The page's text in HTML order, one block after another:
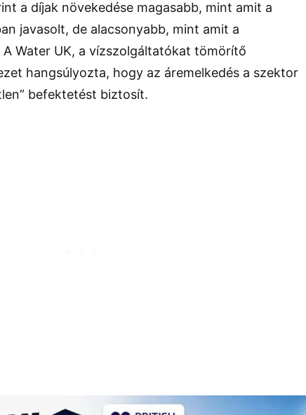
a díjak növekedése magasabb, mint amit a
javasolt, de alacsonyabb, mint amit a
Water UK, a vízszolgáltatókat tömörítő
hangsúlyozta, hogy az áremelkedés a szektor
befektetést biztosít.